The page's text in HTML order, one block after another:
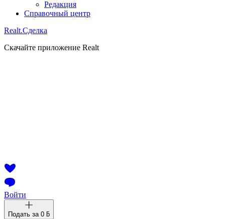
Редакция
Справочный центр
Realt.Сделка
Скачайте приложение Realt
Войти
Подать за 0 ƃ